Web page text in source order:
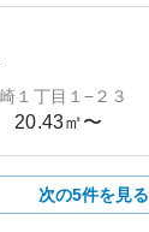
１丁目１−２３
20.43㎡〜
次の5件を見る